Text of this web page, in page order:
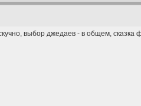
выбор джедаев - в общем, сказка